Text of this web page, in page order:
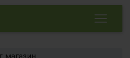
магазин